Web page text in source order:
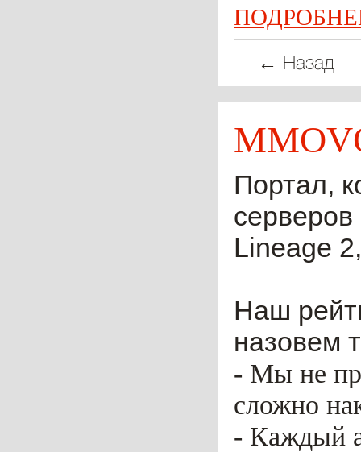
← Назад
Портал,
Lineage
Наш
назовем
- Мы не
сложно
- Каждый